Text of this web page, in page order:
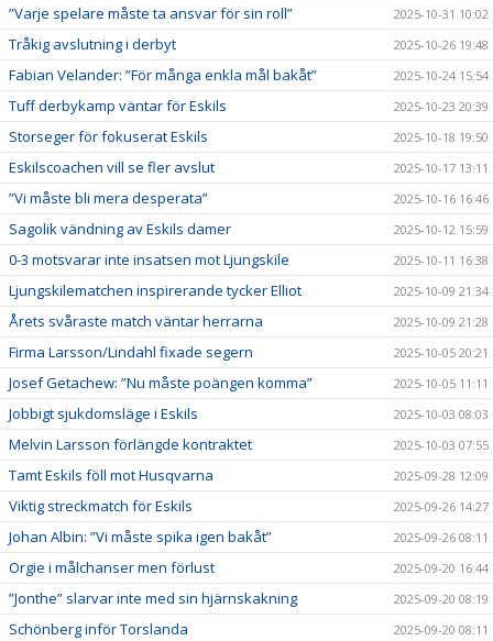
”Varje spelare måste ta ansvar för sin roll” 2025-10-31 10:02
Tråkig avslutning i derbyt 2025-10-26 19:48
Fabian Velander: ”För många enkla mål bakåt” 2025-10-24 15:54
Tuff derbykamp väntar för Eskils 2025-10-23 20:39
Storseger för fokuserat Eskils 2025-10-18 19:50
Eskilscoachen vill se fler avslut 2025-10-17 13:11
”Vi måste bli mera desperata” 2025-10-16 16:46
Sagolik vändning av Eskils damer 2025-10-12 15:59
0-3 motsvarar inte insatsen mot Ljungskile 2025-10-11 16:38
Ljungskilematchen inspirerande tycker Elliot 2025-10-09 21:34
Årets svåraste match väntar herrarna 2025-10-09 21:28
Firma Larsson/Lindahl fixade segern 2025-10-05 20:21
Josef Getachew: ”Nu måste poängen komma” 2025-10-05 11:11
Jobbigt sjukdomsläge i Eskils 2025-10-03 08:03
Melvin Larsson förlängde kontraktet 2025-10-03 07:55
Tamt Eskils föll mot Husqvarna 2025-09-28 12:09
Viktig streckmatch för Eskils 2025-09-26 14:27
Johan Albin: ”Vi måste spika igen bakåt” 2025-09-26 08:11
Orgie i målchanser men förlust 2025-09-20 16:44
”Jonthe” slarvar inte med sin hjärnskakning 2025-09-20 08:19
Schönberg inför Torslanda 2025-09-20 08:11